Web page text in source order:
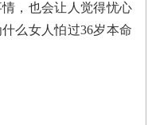
，也会让人觉得忧心
么女人怕过36岁本命